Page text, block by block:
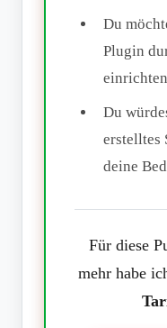
Du
Plugin
Du
erstelltes
deine
Für diese
mehr habe